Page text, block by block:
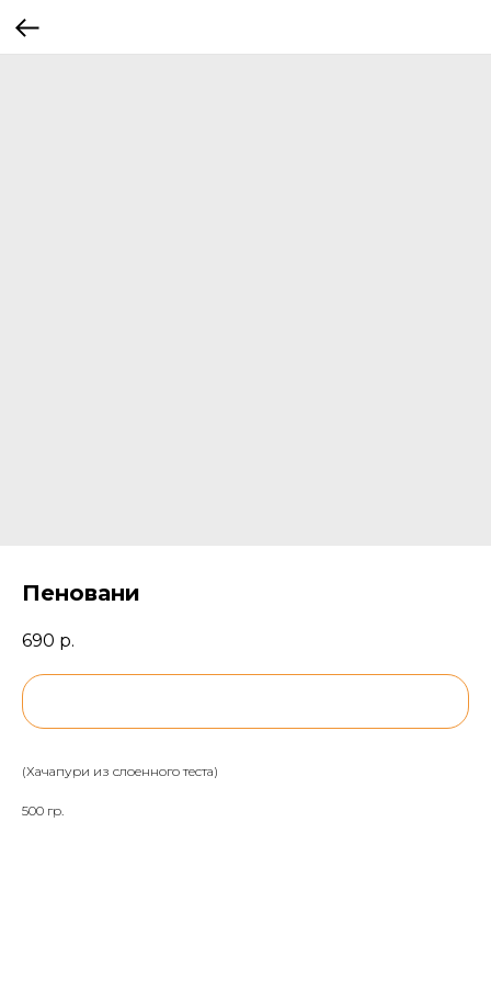
Пеновани
690 р.
(Хачапури из слоенного теста)
500 гр.